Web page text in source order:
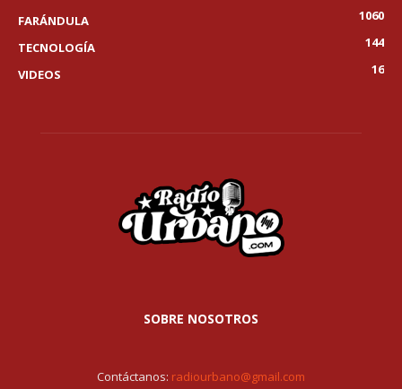
FARÁNDULA
1060
TECNOLOGÍA
144
VIDEOS
16
SOBRE NOSOTROS
Contáctanos: radiourbano@gmail.com